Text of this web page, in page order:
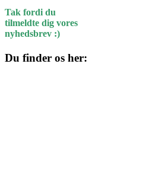
Tak fordi du
tilmeldte dig vores
nyhedsbrev :)
Du finder os her: